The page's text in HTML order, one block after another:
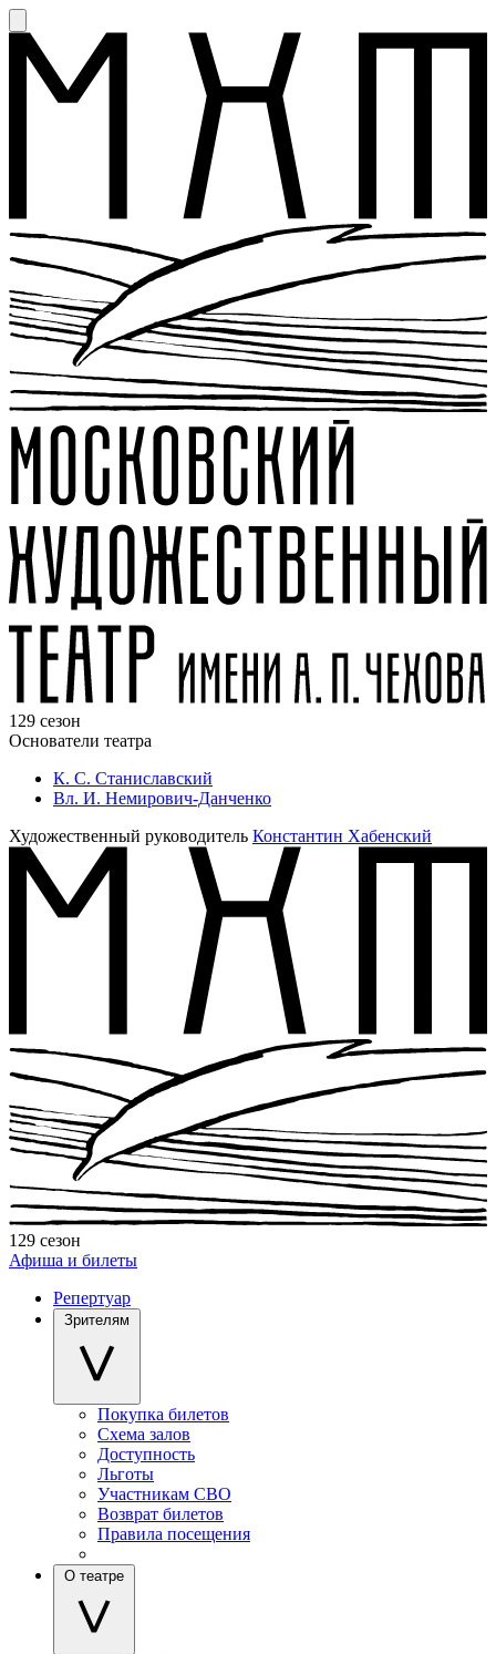
129 сезон
Основатели театра
К. С. Станиславский
Вл. И. Немирович-Данченко
Художественный руководитель Константин Хабенский
129 сезон
Афиша и билеты
Репертуар
Зрителям
Покупка билетов
Схема залов
Доступность
Льготы
Участникам СВО
Возврат билетов
Правила посещения
О театре